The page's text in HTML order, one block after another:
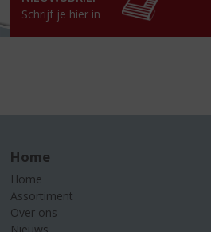
Schrijf je hier in
Home
Home
Assortiment
Over ons